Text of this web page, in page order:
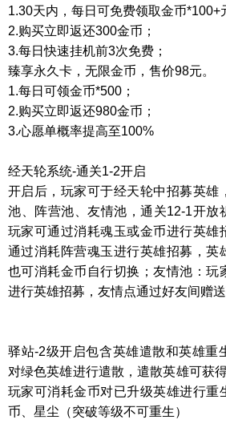
1.30天内，每日可免费领取金币*100+
2.购买立即返还300金币；
3.每日快速挂机前3次免费 ；
臻享永久卡，无限金币，售价98元。
1.每日可领金币*500；
2.购买立即返还980金币 ；
3.心愿单概率提高至100%
经天轮系统-通关1-2开启
开启后，玩家可于经天轮中招募英雄
池、阵营池、友情池，通关12-1开放
玩家可通过消耗魂玉或金币进行英雄
通过消耗阵营魂玉进行英雄招募，英
也可消耗金币自行切换；友情池：玩
进行英雄招募，友情点通过好友间赠送
驿站-2级开启包含英雄遣散和英雄重
对绿色英雄进行遣散，遣散英雄可获
玩家可消耗金币对已升级英雄进行重
币、星尘（突破等级不可重生）